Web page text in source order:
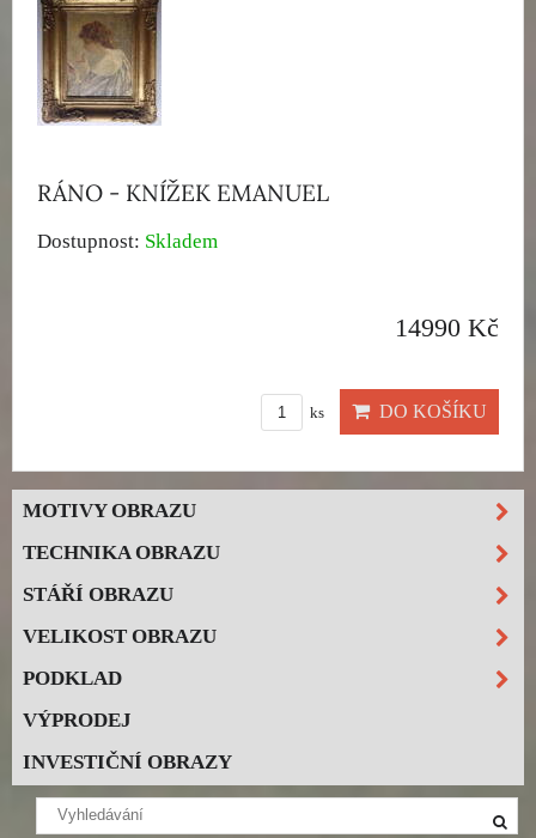
RÁNO - KNÍŽEK EMANUEL
Dostupnost: Skladem
14990 Kč
ks DO KOŠÍKU
MOTIVY OBRAZU
TECHNIKA OBRAZU
STÁŘÍ OBRAZU
VELIKOST OBRAZU
PODKLAD
VÝPRODEJ
INVESTIČNÍ OBRAZY